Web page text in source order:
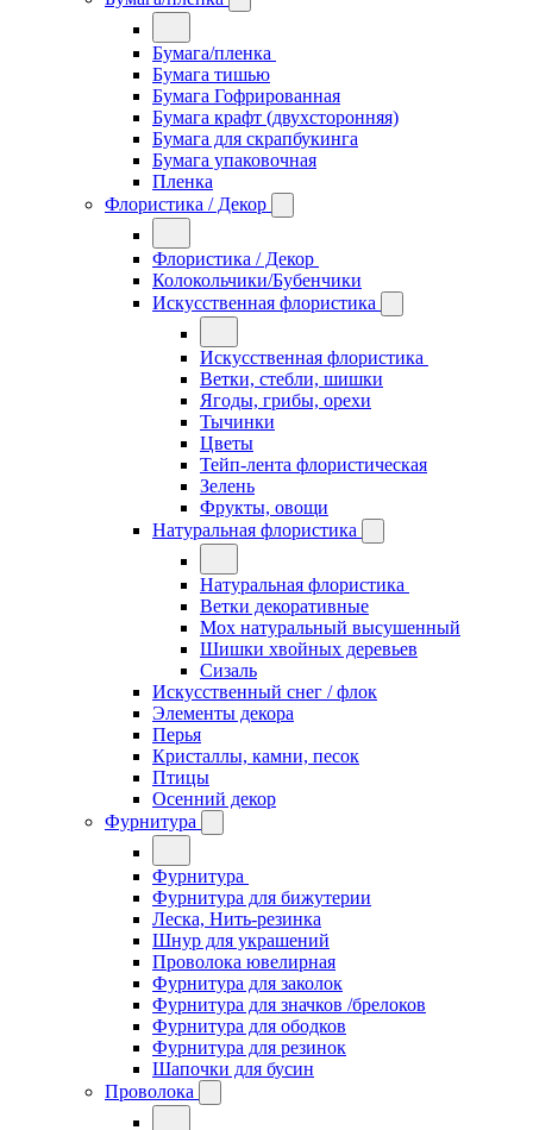
Бумага/пленка
Бумага тишью
Бумага Гофрированная
Бумага крафт (двухсторонняя)
Бумага для скрапбукинга
Бумага упаковочная
Пленка
Флористика / Декор
Флористика / Декор
Колокольчики/Бубенчики
Искусственная флористика
Искусственная флористика
Ветки, стебли, шишки
Ягоды, грибы, орехи
Тычинки
Цветы
Тейп-лента флористическая
Зелень
Фрукты, овощи
Натуральная флористика
Натуральная флористика
Ветки декоративные
Мох натуральный высушенный
Шишки хвойных деревьев
Сизаль
Искусственный снег / флок
Элементы декора
Перья
Кристаллы, камни, песок
Птицы
Осенний декор
Фурнитура
Фурнитура
Фурнитура для бижутерии
Леска, Нить-резинка
Шнур для украшений
Проволока ювелирная
Фурнитура для заколок
Фурнитура для значков /брелоков
Фурнитура для ободков
Фурнитура для резинок
Шапочки для бусин
Проволока